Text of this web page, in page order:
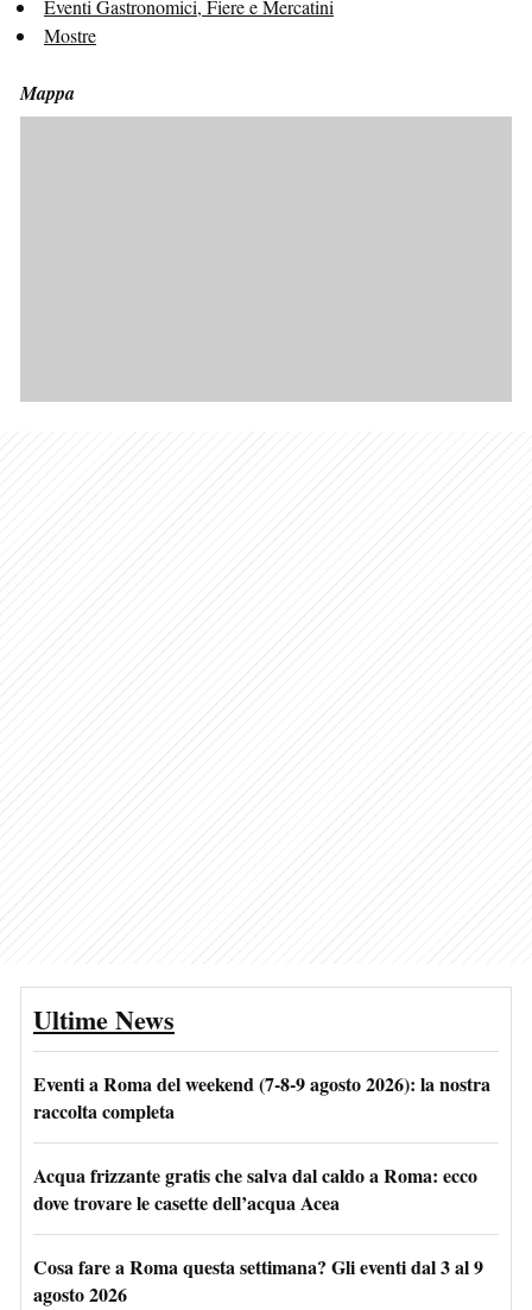
Eventi Gastronomici, Fiere e Mercatini
Mostre
Mappa
Ultime News
Eventi a Roma del weekend (7-8-9 agosto 2026): la nostra
raccolta completa
Acqua frizzante gratis che salva dal caldo a Roma: ecco
dove trovare le casette dell’acqua Acea
Cosa fare a Roma questa settimana? Gli eventi dal 3 al 9
agosto 2026